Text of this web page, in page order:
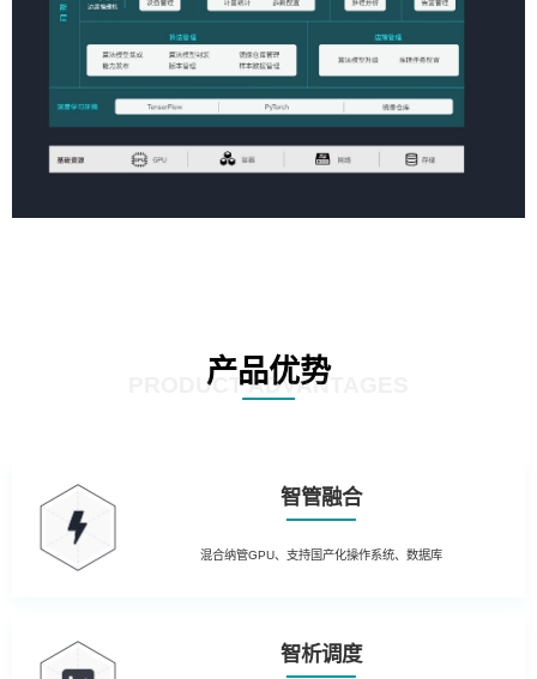
产品优势
PRODUCT ADVANTAGES
智管融合
混合纳管GPU、支持国产化操作系统、数据库
智析调度